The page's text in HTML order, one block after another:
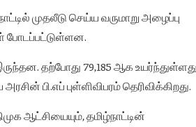
முதலீடு செய்ய வருமாறு அழைப்பு
போடப்பட்டுள்ளன.
தற்போது 79,185 ஆக
பி.எப் புள்ளிவிபரம் தெரிவிக்கிறது.
ஆட்சியையும், தமிழ்நாட்டின்